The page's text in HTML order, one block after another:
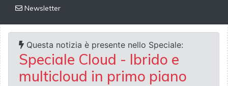
Newsletter
Questa notizia è presente nello Speciale:
Speciale Cloud - Ibrido e
multicloud in primo piano